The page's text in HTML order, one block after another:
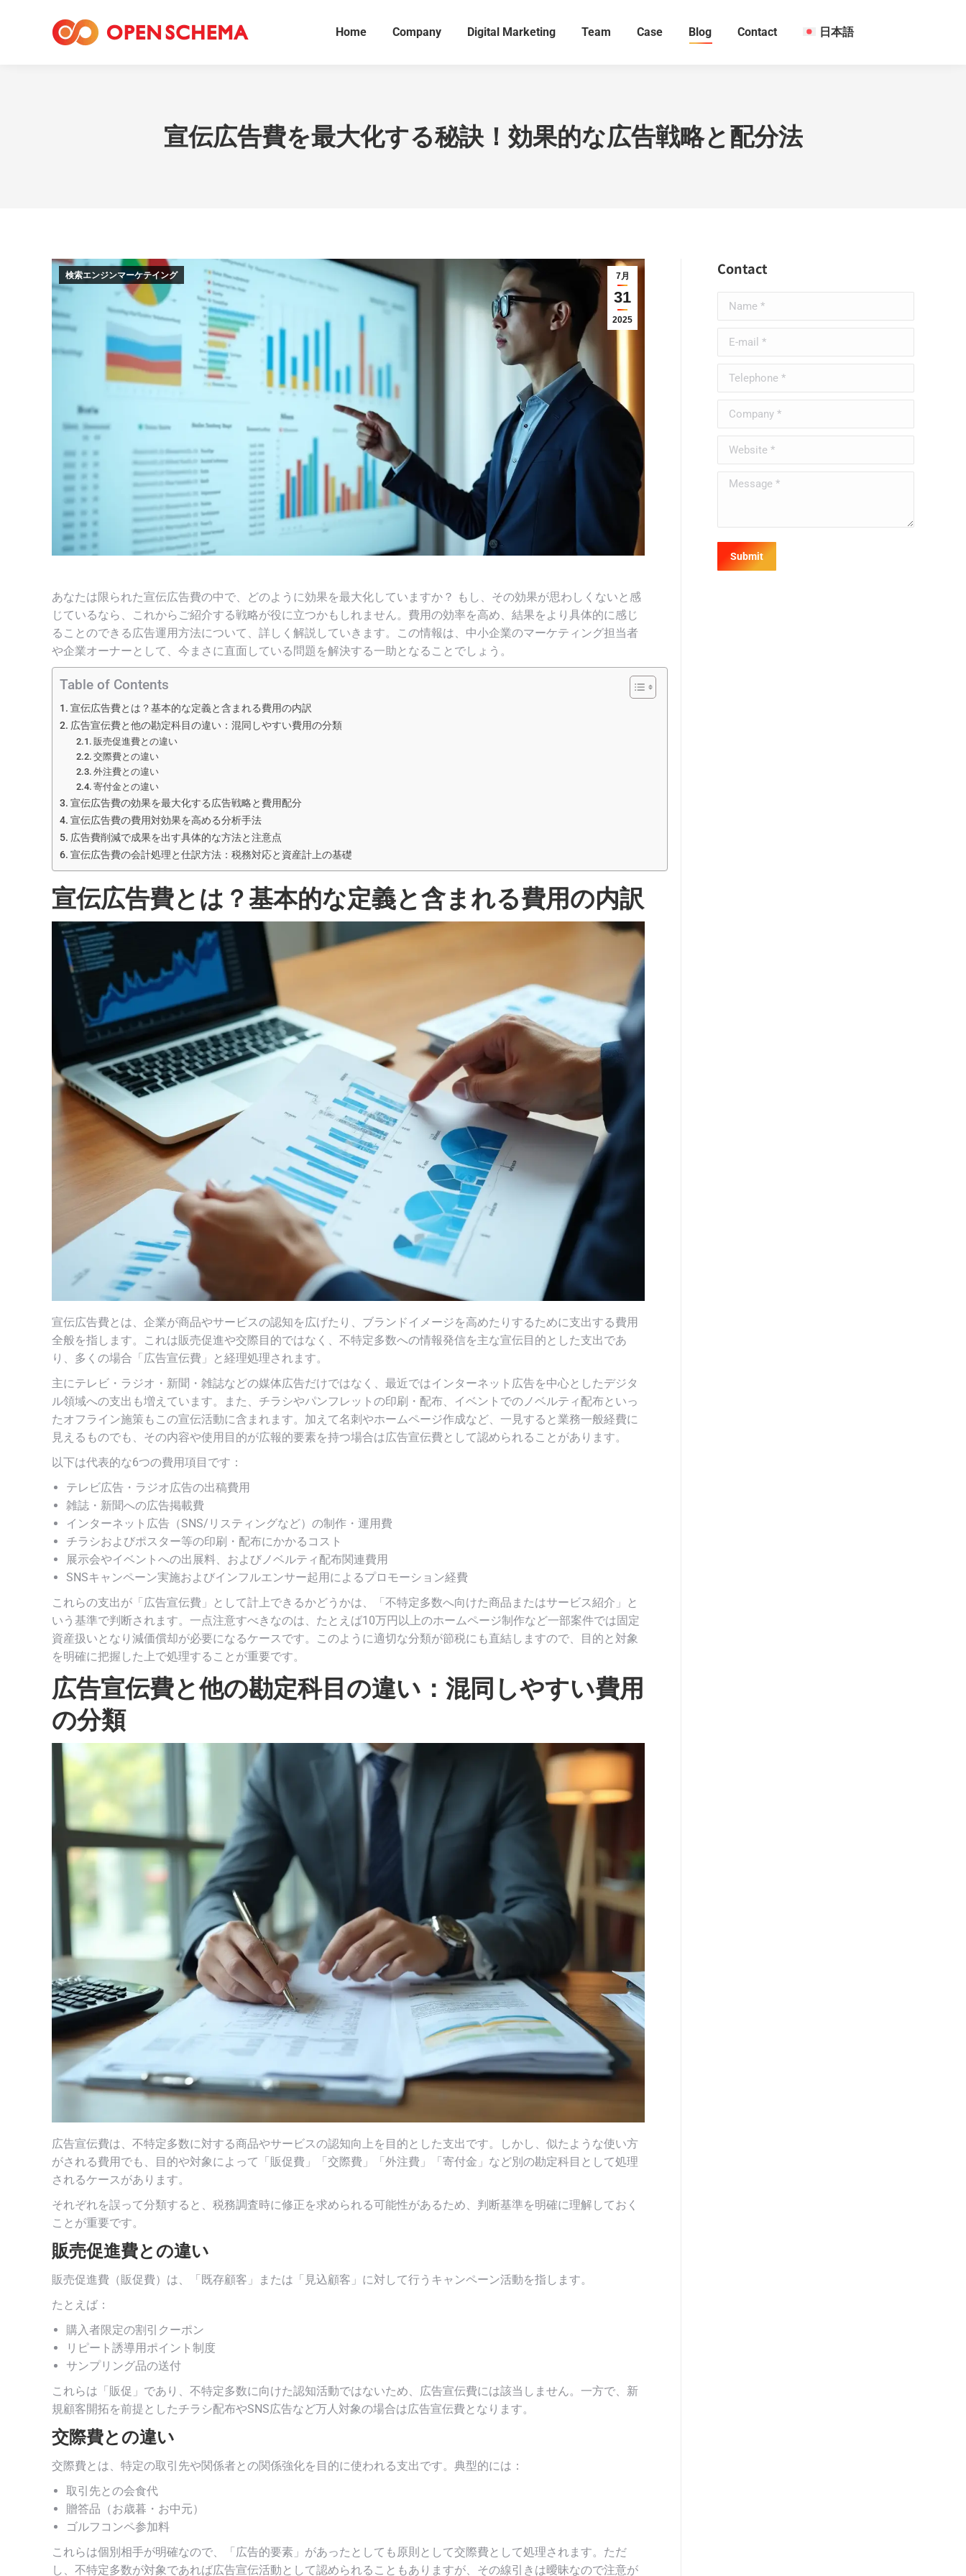
Home Company Digital Marketing Team Case Blog Contact 日本語
宣伝広告費を最大化する秘訣！効果的な広告戦略と配分法
7月
31
2025
検索エンジンマーケテイング
あなたは限られた宣伝広告費の中で、どのように効果を最大化していますか？ もし、その効果が思わしくないと感
じているなら、これからご紹介する戦略が役に立つかもしれません。費用の効率を高め、結果をより具体的に感じ
ることのできる広告運用方法について、詳しく解説していきます。この情報は、中小企業のマーケティング担当者
や企業オーナーとして、今まさに直面している問題を解決する一助となることでしょう。
Table of Contents
宣伝広告費とは？基本的な定義と含まれる費用の内訳
広告宣伝費と他の勘定科目の違い：混同しやすい費用の分類
販売促進費との違い
交際費との違い
外注費との違い
寄付金との違い
宣伝広告費の効果を最大化する広告戦略と費用配分
宣伝広告費の費用対効果を高める分析手法
広告費削減で成果を出す具体的な方法と注意点
宣伝広告費の会計処理と仕訳方法：税務対応と資産計上の基礎
宣伝広告費とは？基本的な定義と含まれる費用の内訳
宣伝広告費とは、企業が商品やサービスの認知を広げたり、ブランドイメージを高めたりするために支出する費用
全般を指します。これは販売促進や交際目的ではなく、不特定多数への情報発信を主な宣伝目的とした支出であ
り、多くの場合「広告宣伝費」と経理処理されます。
主にテレビ・ラジオ・新聞・雑誌などの媒体広告だけではなく、最近ではインターネット広告を中心としたデジタ
ル領域への支出も増えています。また、チラシやパンフレットの印刷・配布、イベントでのノベルティ配布といっ
たオフライン施策もこの宣伝活動に含まれます。加えて名刺やホームページ作成など、一見すると業務一般経費に
見えるものでも、その内容や使用目的が広報的要素を持つ場合は広告宣伝費として認められることがあります。
以下は代表的な6つの費用項目です：
テレビ広告・ラジオ広告の出稿費用
雑誌・新聞への広告掲載費
インターネット広告（SNS/リスティングなど）の制作・運用費
チラシおよびポスター等の印刷・配布にかかるコスト
展示会やイベントへの出展料、およびノベルティ配布関連費用
SNSキャンペーン実施およびインフルエンサー起用によるプロモーション経費
これらの支出が「広告宣伝費」として計上できるかどうかは、「不特定多数へ向けた商品またはサービス紹介」と
いう基準で判断されます。一点注意すべきなのは、たとえば10万円以上のホームページ制作など一部案件では固定
資産扱いとなり減価償却が必要になるケースです。このように適切な分類が節税にも直結しますので、目的と対象
を明確に把握した上で処理することが重要です。
広告宣伝費と他の勘定科目の違い：混同しやすい費用
の分類
広告宣伝費は、不特定多数に対する商品やサービスの認知向上を目的とした支出です。しかし、似たような使い方
がされる費用でも、目的や対象によって「販促費」「交際費」「外注費」「寄付金」など別の勘定科目として処理
されるケースがあります。
それぞれを誤って分類すると、税務調査時に修正を求められる可能性があるため、判断基準を明確に理解しておく
ことが重要です。
販売促進費との違い
販売促進費（販促費）は、「既存顧客」または「見込顧客」に対して行うキャンペーン活動を指します。
たとえば：
購入者限定の割引クーポン
リピート誘導用ポイント制度
サンプリング品の送付
これらは「販促」であり、不特定多数に向けた認知活動ではないため、広告宣伝費には該当しません。一方で、新
規顧客開拓を前提としたチラシ配布やSNS広告など万人対象の場合は広告宣伝費となります。
交際費との違い
交際費とは、特定の取引先や関係者との関係強化を目的に使われる支出です。典型的には：
取引先との会食代
贈答品（お歳暮・お中元）
ゴルフコンペ参加料
これらは個別相手が明確なので、「広告的要素」があったとしても原則として交際費として処理されます。ただ
し、不特定多数が対象であれば広告宣伝活動として認められることもありますが、その線引きは曖昧なので注意が
Contact
Name *
E-mail *
Telephone *
Company *
Website *
Message *
Submit